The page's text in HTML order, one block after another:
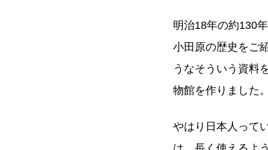
明治18年の約130
小田原の歴史をご
うなそういう資料
物館を作りました。
やはり日本人って